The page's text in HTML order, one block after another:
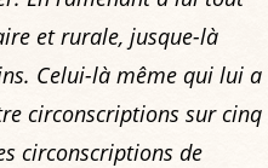
et rurale, jusque-là
Celui-là même qui lui a
circonscriptions sur cinq
circonscriptions de